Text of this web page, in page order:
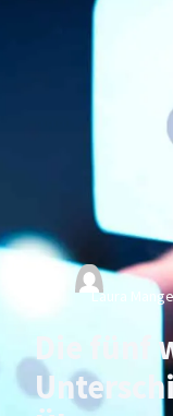
VonLaura
Die fünf